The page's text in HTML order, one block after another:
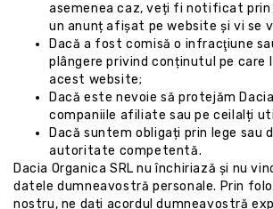
asemenea caz, veți fi notificat
un anunț afișat pe website și vi se
Dacă a fost comisă o infracţiune
plângere privind conținutul pe care
acest website;
Dacă este nevoie să protejăm
companiile afiliate sau pe ceilalți
Dacă suntem obligați prin lege sau
autoritate competentă.
Dacia Organica SRL nu închiriază și nu
datele dumneavostră personale. Prin
nostru, ne dați acordul dumneavostră